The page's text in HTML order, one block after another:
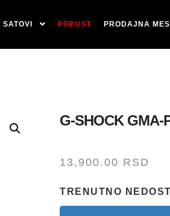
SATOVI POPUST PRODAJNA
G-SHOCK GMA-
13,900.00 RSD
TRENUTNO